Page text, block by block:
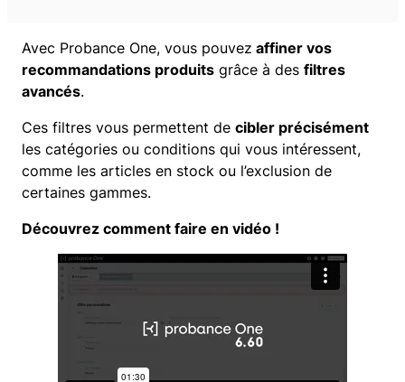
Avec Probance One, vous pouvez affiner vos
recommandations produits grâce à des filtres
avancés.
Ces filtres vous permettent de cibler précisément
les catégories ou conditions qui vous intéressent,
comme les articles en stock ou l’exclusion de
certaines gammes.
Découvrez comment faire en vidéo !